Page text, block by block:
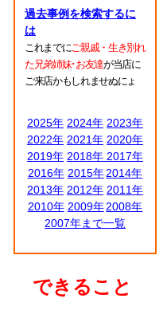
過去事例を検索するに
は
これまでにご親戚・生き別れ
た兄弟姉妹･お友達が当店に
ご来店かもしれませぬにょ
2025年 2024年 2023年
2022年 2021年 2020年
2019年 2018年 2017年
2016年 2015年 2014年
2013年 2012年 2011年
2010年 2009年 2008年
2007年まで一覧
できること